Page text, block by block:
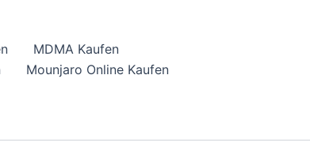
MDMA Kaufen
Mounjaro Online Kaufen